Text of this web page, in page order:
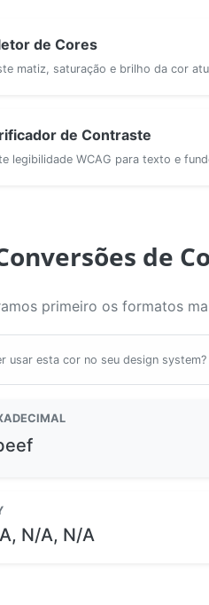
de Cores
matiz, saturação e brilho da cor
de Contraste
legibilidade WCAG para texto e
de
primeiro os formatos
usar esta cor no seu design system?
N/A, N/A